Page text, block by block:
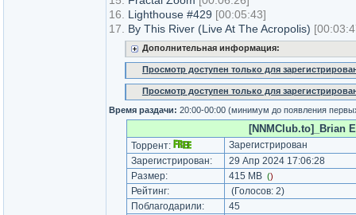
16.
Lighthouse #429 [00:05:43]
17.
By This River (Live At The Acropolis)
Дополнительная информация:
Просмотр доступен только для
Просмотр доступен только для
Время раздачи: 20:00-00:00 (минимум до появления
[NNMClub.to]_Brian
Торрент:
Зарегистрирован
Зарегистрирован:
29 Апр 2024 17:06:28
Размер:
415 MB ()
Рейтинг: (Голосов: 2)
Поблагодарили:
45